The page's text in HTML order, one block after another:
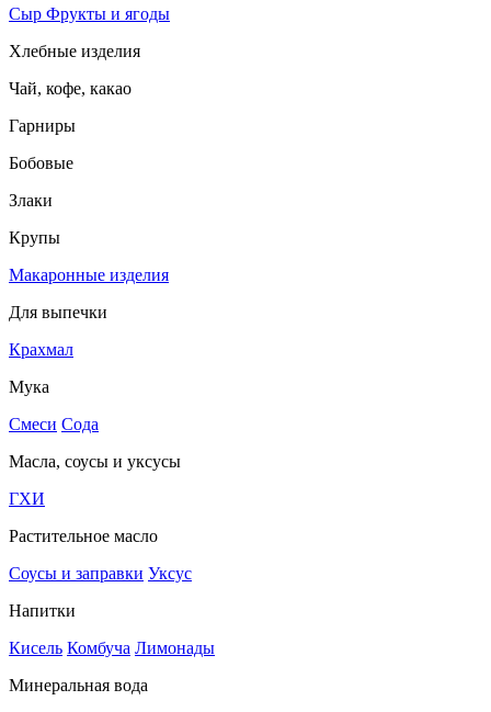
Сыр Фрукты и ягоды
Хлебные изделия
Чай, кофе, какао
Гарниры
Бобовые
Злаки
Крупы
Макаронные изделия
Для выпечки
Крахмал
Мука
Смеси Сода
Масла, соусы и уксусы
ГХИ
Растительное масло
Соусы и заправки Уксус
Напитки
Кисель Комбуча Лимонады
Минеральная вода